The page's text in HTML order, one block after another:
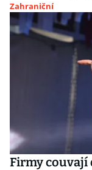
Zahraniční
Firmy couvají